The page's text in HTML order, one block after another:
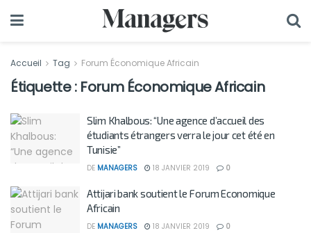
Accueil Tag Forum Économique Africain
Étiquette : Forum Économique Africain
Slim Khalbous: “Une agence d’accueil des
étudiants étrangers verra le jour cet été en
Tunisie”
DE MANAGERS 18 JANVIER 2019 0
Attijari bank soutient le Forum Economique
Africain
DE MANAGERS 18 JANVIER 2019 0